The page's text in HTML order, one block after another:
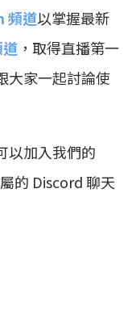
頻道以掌握最新
，取得直播第一
大家一起討論使
以加入我們的
的 Discord 聊天